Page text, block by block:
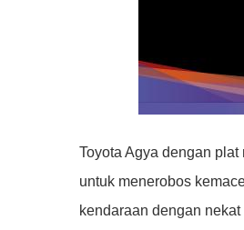
Toyota Agya dengan
untuk menerobos
kendaraan dengan